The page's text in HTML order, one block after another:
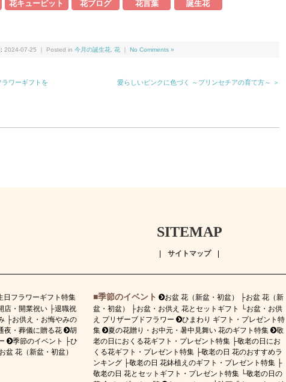
花キューピット 花ブログ 花言葉 誕生花
2024-07-25 ｜ Posted in 今月の誕生花, 花 No Comments »
ワーギフトを 愛らしいピンクに色づく ～プリンセチアの育て方～ ＞
SITEMAP
サイトマップ
日フラワーギフト特集
店・開業祝い
退職祝
お供え・お悔やみの
夜・葬儀に贈る花
胡
季節のイベント
ひ
お盆 花（新盆・初盆）
季節のイベント お盆 花（新盆・初盆）
お盆 花（新
盆・初盆）
お盆・お供え 花とセットギフト
お盆・お供
え プリザーブドフラワー
ひまわり ギフト・プレゼント特
集
夏の花贈り・お中元・暑中見舞い 花のギフト特集
敬
老の日におくる花ギフト・プレゼント特集
敬老の日にお
くる花ギフト・プレゼント特集
敬老の日 花のおすすめラ
ンキング
敬老の日 花鉢植えのギフト・プレゼント特集
敬老の日 花とセットギフト・プレゼント特集
敬老の日の